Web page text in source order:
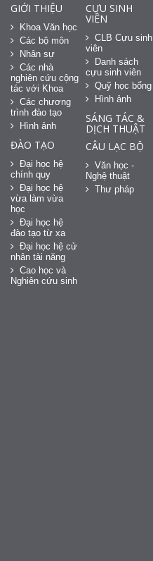
GIỚI THIỆU
Khoa Văn học
Các bộ môn
Nhân sự
Các nhà
nghiên cứu cộng
tác với Khoa
Các chương
trình đào tạo
Hình ảnh
ĐÀO TẠO
Đại học hệ
chính quy
Đại học hệ
vừa làm vừa
học
Đại học hệ
đào tạo từ xa
Đại học hệ cử
nhân tài năng
Cao học và
Nghiên cứu sinh
CỰU SINH
VIÊN
CLB Cựu sinh
viên
Danh sách
cựu sinh viên
Quỹ học bổng
Hình ảnh
SÁNG TÁC &
DỊCH THUẬT
CÂU LẠC BỘ
Văn học -
Nghệ thuật
Thư pháp